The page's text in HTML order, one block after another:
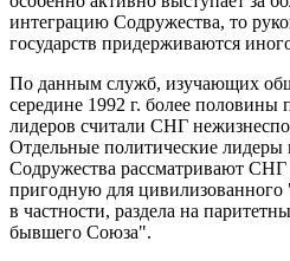
интеграцию Содружества, то
государств придерживаются
По данным служб, изучающих
середине 1992 г. более половины
лидеров считали СНГ
Отдельные политические лидеры
Содружества рассматривают СНГ
пригодную для цивилизованного
в частности, раздела на
бывшего Союза".